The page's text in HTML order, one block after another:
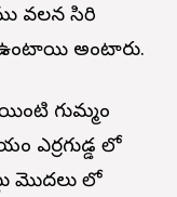
వలన సిరి
అంటారు.
యింటి గుమ్మం
ఎర్రగుడ్డ లో
మొదలు లో